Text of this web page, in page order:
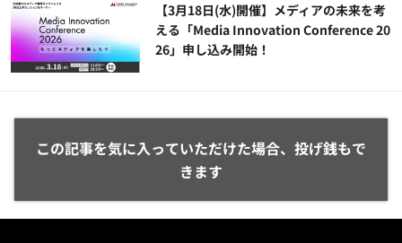
【3月18日(水)開催】メディアの未来を考
える「Media Innovation Conference 20
26」申し込み開始！
この記事を気に入っていただけた場合、投げ銭もで
きます